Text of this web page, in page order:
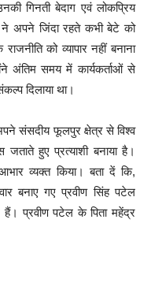
गिनती बेदाग एवं लोकप्रिय
ने अपने जिंदा रहते कभी बेटे को
को व्यापार नहीं बनाना
अंतिम समय में कार्यकर्ताओं से
दिलाया था।
संसदीय फूलपुर क्षेत्र से विश्व
जताते हुए प्रत्याशी बनाया है।
व्यक्त किया। बता दें कि,
बनाए गए प्रवीण सिंह पटेल
हैं। प्रवीण पटेल के पिता महेंद्र